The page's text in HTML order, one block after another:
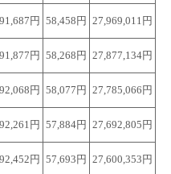
91,687円 58,458円 27,969,011円
91,877円 58,268円 27,877,134円
92,068円 58,077円 27,785,066円
92,261円 57,884円 27,692,805円
92,452円 57,693円 27,600,353円